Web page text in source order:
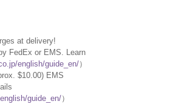
at delivery!
FedEx or EMS. Learn
english/guide_en/）
$10.00) EMS
guide_en/）